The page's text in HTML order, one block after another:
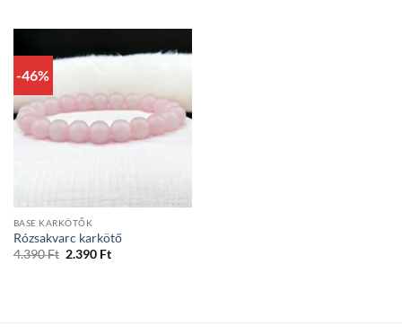
-46%
BASE KARKÖTŐK
Rózsakvarc karkötő
4.390Ft Original
2.390 FtCurrent